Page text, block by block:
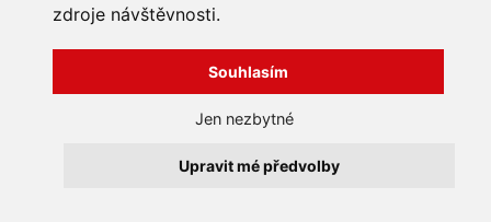
zdroje návštěvnosti.
Souhlasím
Jen nezbytné
Upravit mé předvolby
smlouvy